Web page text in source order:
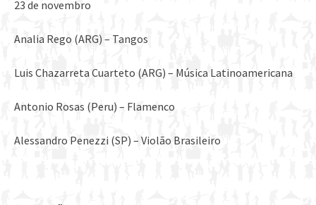
23 de novembro
Analia Rego (ARG) – Tangos
Luis Chazarreta Cuarteto (ARG) – Música Latinoamericana
Antonio Rosas (Peru) – Flamenco
Alessandro Penezzi (SP) – Violão Brasileiro